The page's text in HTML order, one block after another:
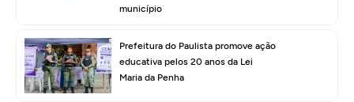
município
Prefeitura do Paulista promove ação
educativa pelos 20 anos da Lei
Maria da Penha